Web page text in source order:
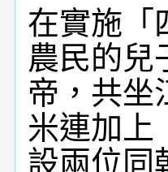
在實施「
農民的兒
帝，共坐
米連加上
設兩位同